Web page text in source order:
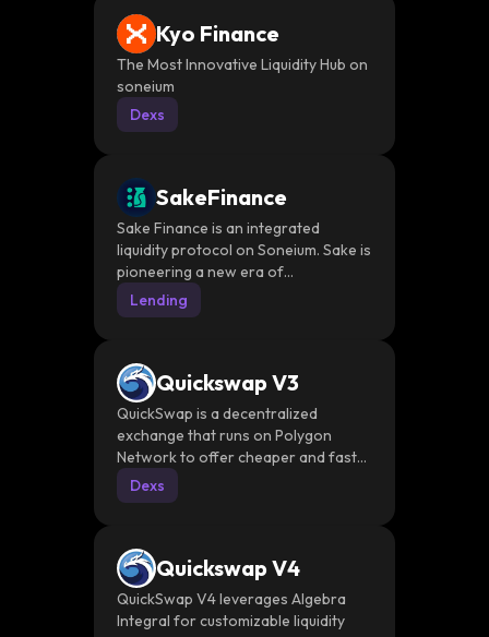
Kyo Finance
The Most Innovative Liquidity Hub on
soneium
Dexs
SakeFinance
Sake Finance is an integrated
liquidity protocol on Soneium. Sake is
pioneering a new era of
decentralized finance, where
different modules work together
user experience
Lending
Quickswap V3
QuickSwap is a decentralized
exchange that runs on Polygon
Network to offer cheaper and faster
transactions. Its automated market
maker integrates upgradeable smart
intermediaries obsolete. The
exchange is based on open-source
software and prioritizes
decentralization, censorship
resistance and security. It benefits
Dexs
Quickswap V4
QuickSwap V4 leverages Algebra
Integral for customizable liquidity